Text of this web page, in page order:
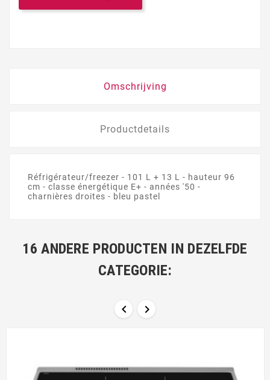
Omschrijving
Productdetails
Réfrigérateur/freezer - 101 L + 13 L - hauteur 96
cm - classe énergétique E+ - années '50 -
charnières droites - bleu pastel
16 ANDERE PRODUCTEN IN DEZELFDE
CATEGORIE:
 